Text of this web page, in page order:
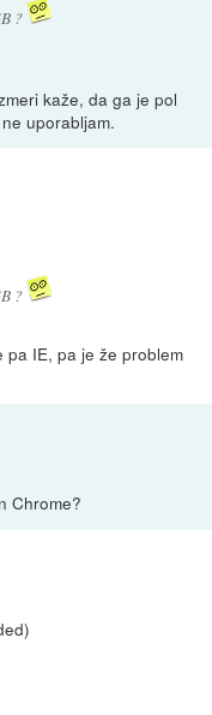
?
kaže, da ga je pol
uporabljam.
?
pa IE, pa je že problem
Chrome?